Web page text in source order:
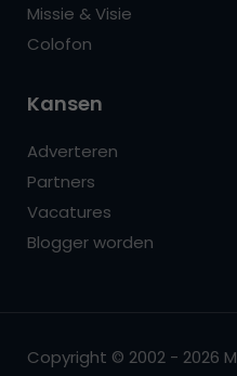
Missie & Visie
Colofon
Kansen
Adverteren
Partners
Vacatures
Blogger worden
Copyright © 2002 - 2026